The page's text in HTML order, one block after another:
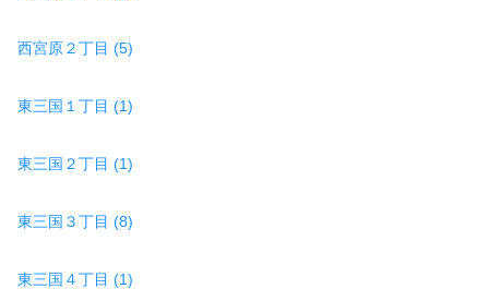
西宮原２丁目 (5)
東三国１丁目 (1)
東三国２丁目 (1)
東三国３丁目 (8)
東三国４丁目 (1)